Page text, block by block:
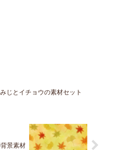
じとイチョウの素材セット
景素材